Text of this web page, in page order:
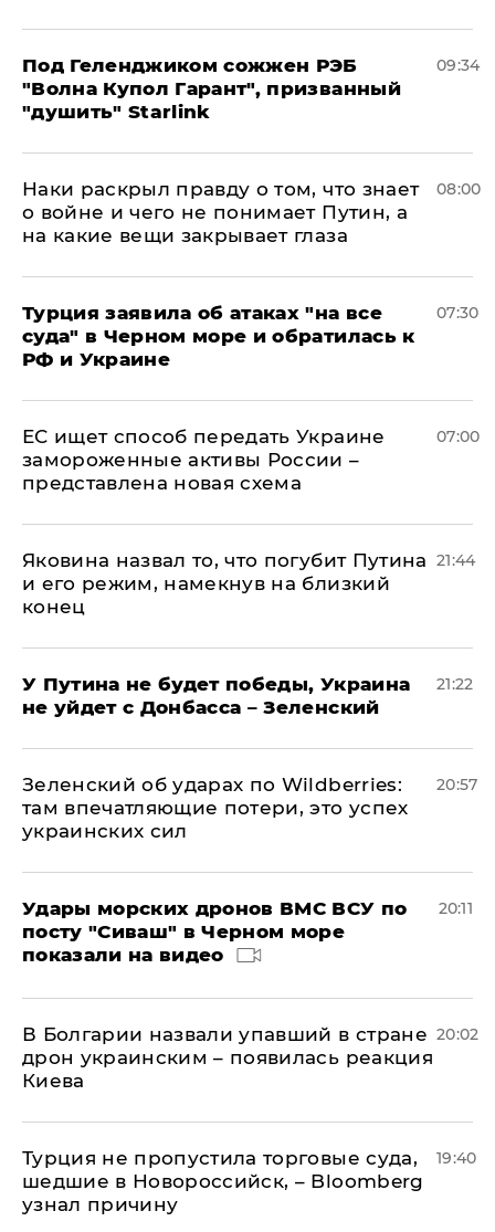
Под Геленджиком сожжен РЭБ
"Волна Купол Гарант", призванный
"душить" Starlink
09:34
Наки раскрыл правду о том, что знает
о войне и чего не понимает Путин, а
на какие вещи закрывает глаза
08:00
Турция заявила об атаках "на все
суда" в Черном море и обратилась к
РФ и Украине
07:30
ЕС ищет способ передать Украине
замороженные активы России –
представлена новая схема
07:00
Яковина назвал то, что погубит Путина
и его режим, намекнув на близкий
конец
21:44
У Путина не будет победы, Украина
не уйдет с Донбасса – Зеленский
21:22
Зеленский об ударах по Wildberries:
там впечатляющие потери, это успех
украинских сил
20:57
Удары морских дронов ВМС ВСУ по
посту "Сиваш" в Черном море
показали на видео
20:11
В Болгарии назвали упавший в стране
дрон украинским – появилась реакция
Киева
20:02
Турция не пропустила торговые суда,
шедшие в Новороссийск, – Bloomberg
узнал причину
19:40